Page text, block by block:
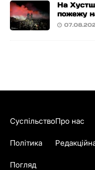
На
пожежу
Суспільство
Політика
Погляд
Про нас